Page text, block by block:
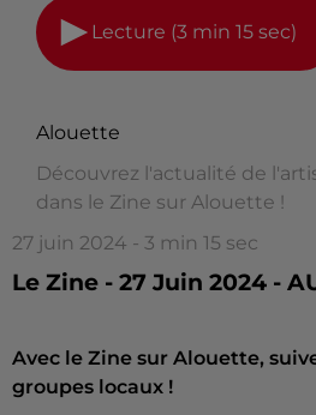
Lecture (3 min 15 sec)
Alouette
Découvrez l'actualité de
dans le Zine sur Alouette !
27 juin 2024 - 3 min 15 sec
Le Zine - 27 Juin 2024 -
Avec le Zine sur Alouette,
groupes locaux !